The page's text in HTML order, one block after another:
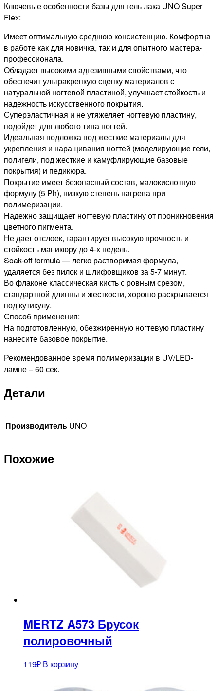
Ключевые особенности базы для гель лака UNO Super
Flex:
Имеет оптимальную среднюю консистенцию. Комфортна
в работе как для новичка, так и для опытного мастера-
профессионала.
Обладает высокими адгезивными свойствами, что
обеспечит ультракрепкую сцепку материалов с
натуральной ногтевой пластиной, улучшает стойкость и
надежность искусственного покрытия.
Суперэластичная и не утяжеляет ногтевую пластину,
подойдет для любого типа ногтей.
Идеальная подложка под жесткие материалы для
укрепления и наращивания ногтей (моделирующие гели,
полигели, под жесткие и камуфлирующие базовые
покрытия) и педикюра.
Покрытие имеет безопасный состав, малокислотную
формулу (5 Ph), низкую степень нагрева при
полимеризации.
Надежно защищает ногтевую пластину от проникновения
цветного пигмента.
Не дает отслоек, гарантирует высокую прочность и
стойкость маникюру до 4-х недель.
Soak-off formula — легко растворимая формула,
удаляется без пилок и шлифовщиков за 5-7 минут.
Во флаконе классическая кисть с ровным срезом,
стандартной длинны и жесткости, хорошо раскрывается
под кутикулу.
Способ применения:
На подготовленную, обезжиренную ногтевую пластину
нанесите базовое покрытие.
Рекомендованное время полимеризации в UV/LED-
лампе – 60 сек.
Детали
Производитель UNO
Похожие
MERTZ A573 Брусок
полировочный
119₽ В корзину